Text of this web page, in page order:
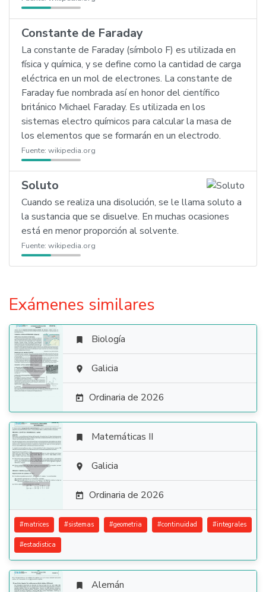
Constante de Faraday
La constante de Faraday (símbolo F) es utilizada en
física y química, y se define como la cantidad de carga
eléctrica en un mol de electrones. La constante de
Faraday fue nombrada así en honor del científico
británico Michael Faraday. Es utilizada en los
sistemas electro químicos para calcular la masa de
los elementos que se formarán en un electrodo.
Fuente: wikipedia.org
Soluto
Cuando se realiza una disolución, se le llama soluto a
la sustancia que se disuelve. En muchas ocasiones
está en menor proporción al solvente.
Fuente: wikipedia.org
Exámenes similares

 Biología
 Galicia
 Ordinaria de 2026

 Matemáticas II
 Galicia
 Ordinaria de 2026
#matrices #sistemas #geometria #continuidad #integrales
#estadistica
 Alemán